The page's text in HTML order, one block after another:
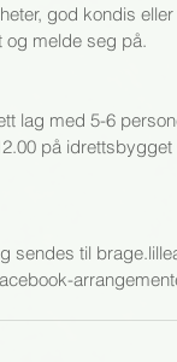
god kondis
og melde seg på.
lag med 5-6
på
sendes til